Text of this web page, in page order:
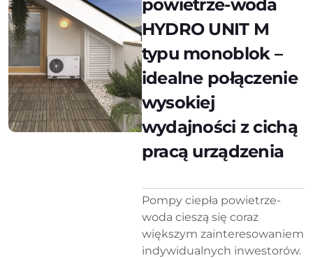
powietrze-woda
HYDRO UNIT M
typu monoblok –
idealne połączenie
wysokiej
wydajności z cichą
pracą urządzenia
Pompy ciepła powietrze-
woda cieszą się coraz
większym zainteresowaniem
indywidualnych inwestorów.